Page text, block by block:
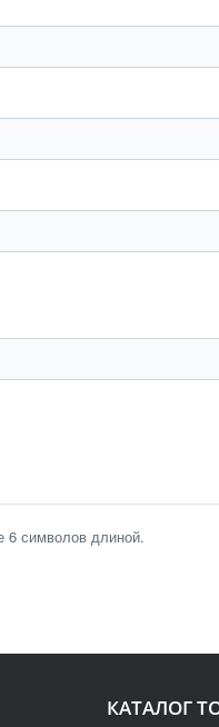
6 символов длиной.
КАТАЛОГ